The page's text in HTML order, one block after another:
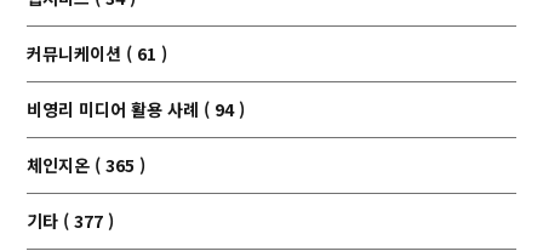
커뮤니케이션 ( 61 )
비영리 미디어 활용 사례 ( 94 )
체인지온 ( 365 )
기타 ( 377 )